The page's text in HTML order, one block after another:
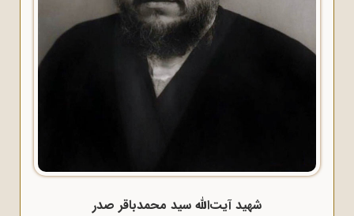
شهید آیت‌الله سید محمدباقر صدر